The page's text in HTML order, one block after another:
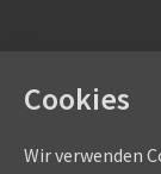
Cookies
Wir verwenden